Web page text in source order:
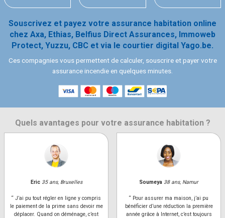
Souscrivez et payez votre assurance habitation online
chez Axa, Ethias, Belfius Direct Assurances, Immoweb
Protect, Yuzzu, CBC et via le courtier digital Yago.be.
Ces compagnies vous permettent de calculer, souscrire et payer votre
assurance incendie en quelques minutes.
Quels avantages pour votre assurance habitation ?
Eric 35 ans, Bruxelles
“ J’ai pu tout régler en ligne y compris
le paiement de la prime sans devoir me
déplacer. Quand on déménage, c’est
Soumeya 38 ans, Namur
“ Pour assurer ma maison, j’ai pu
bénéficier d’une réduction la première
année grâce à Internet, c’est toujours